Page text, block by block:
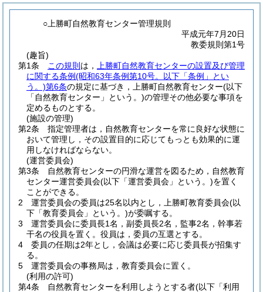
○上勝町自然教育センター管理規則
平成元年7月20日
教委規則第1号
(趣旨)
第1条
この規則 は，
上勝町自然教育センターの設置及び管理
に関する条例(昭和63年条例第10号。以下「条例」とい
う。)第6条の規定に基づき，上勝町自然教育センター(以下
「自然教育センター」という。)の管理その他必要な事項を
定めるものとする。
(施設の管理)
第2条
指定管理者は，自然教育センターを常に良好な状態に
おいて管理し，その設置目的に応じてもっとも効果的に運
用しなければならない。
(運営委員会)
第3条
自然教育センターの円滑な運営を図るため，自然教育
センター運営委員会(以下「運営委員会」という。)を置く
ことができる。
2
運営委員会の委員は25名以内とし，上勝町教育委員会(以
下「教育委員会」という。)が委嘱する。
3
運営委員会に委員長1名，副委員長2名，監事2名，幹事若
干名の役員を置く。 役員は，委員の互選とする。
4
委員の任期は2年とし，会議は必要に応じ委員長が招集す
る。
5
運営委員会の事務局は，教育委員会に置く。
(利用の許可)
第4条
自然教育センターを利用しようとする者(以下「利用